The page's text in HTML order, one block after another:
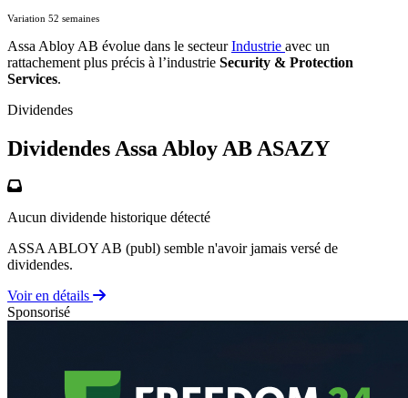
Variation 52 semaines
Assa Abloy AB évolue dans le secteurIndustrie avec un
rattachement plus précis à l’industrie Security & Protection
Services.
Dividendes
Dividendes Assa Abloy AB ASAZY
Aucun dividende historique détecté
ASSA ABLOY AB (publ) semble n'avoir jamais versé de
dividendes.
Voir en détails
Sponsorisé